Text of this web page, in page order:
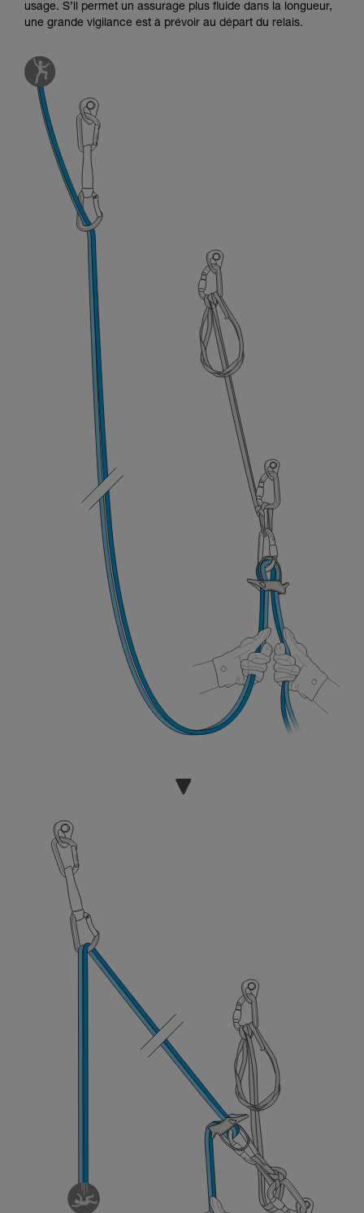
usage. S’il permet un assurage plus fluide dans la longueur,
une grande vigilance est à prévoir au départ du relais.